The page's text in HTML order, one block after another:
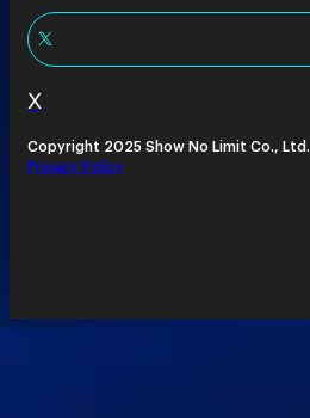
X
Copyright 2025 Show No Limit Co., Ltd.
Privacy Policy